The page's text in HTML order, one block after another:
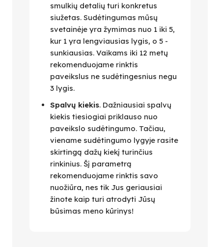
smulkių detalių turi konkretus
siužetas. Sudėtingumas mūsų
svetainėje yra žymimas nuo 1 iki 5,
kur 1 yra lengviausias lygis, o 5 -
sunkiausias. Vaikams iki 12 metų
rekomenduojame rinktis
paveikslus ne sudėtingesnius negu
3 lygis.
Spalvų kiekis. Dažniausiai spalvų
kiekis tiesiogiai priklauso nuo
paveikslo sudėtingumo. Tačiau,
viename sudėtingumo lygyje rasite
skirtingą dažų kiekį turinčius
rinkinius. Šį parametrą
rekomenduojame rinktis savo
nuožiūra, nes tik Jus geriausiai
žinote kaip turi atrodyti Jūsų
būsimas meno kūrinys!